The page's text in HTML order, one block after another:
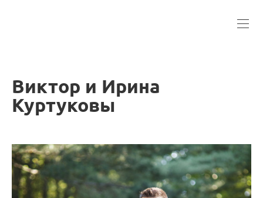
Виктор и Ирина
Куртуковы